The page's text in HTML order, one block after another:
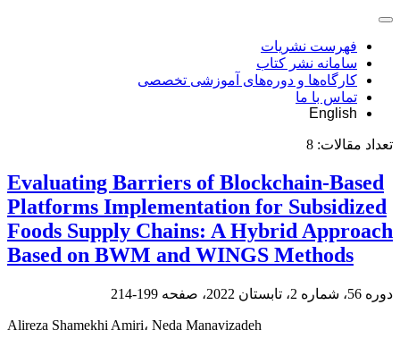
فهرست نشریات
سامانه نشر کتاب
کارگاه‌ها و دوره‌های آموزشی تخصصی
تماس با ما
English
تعداد مقالات: 8
Evaluating Barriers of Blockchain-Based
Platforms Implementation for Subsidized
Foods Supply Chains: A Hybrid Approach
Based on BWM and WINGS Methods
دوره 56، شماره 2، تابستان 2022، صفحه 199-214
Alireza Shamekhi Amiri، Neda Manavizadeh